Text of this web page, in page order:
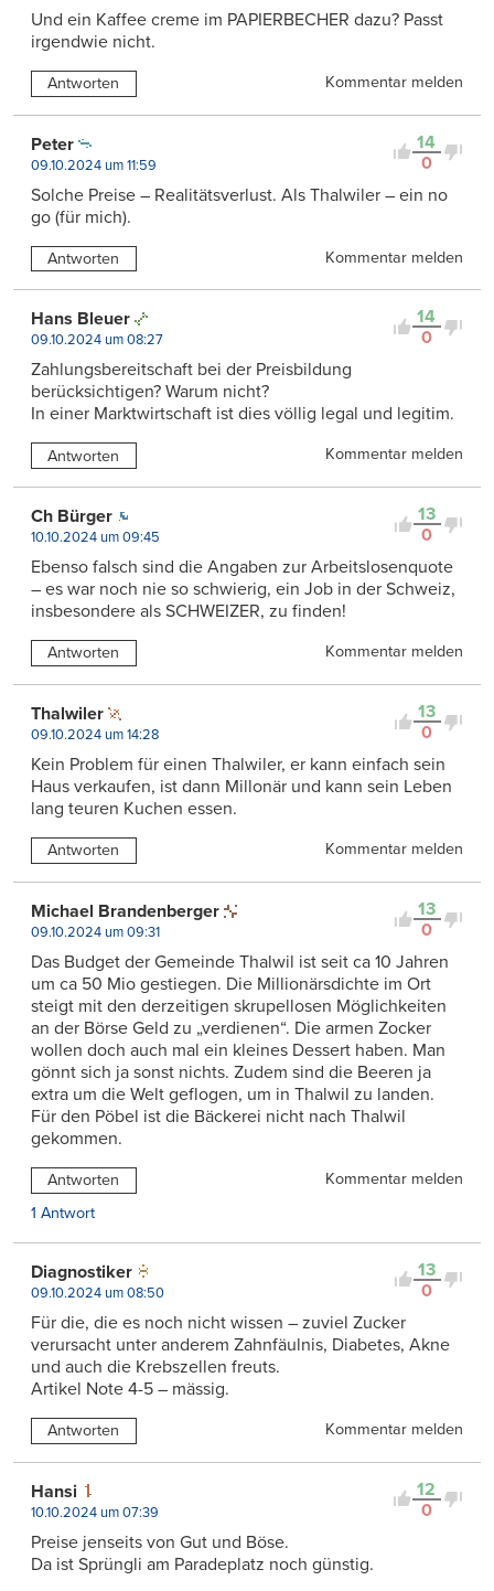
Und ein Kaffee creme im PAPIERBECHER dazu? Passt
irgendwie nicht.
Antworten Kommentar melden
14
0
Peter
09.10.2024 um 11:59
Solche Preise – Realitätsverlust. Als Thalwiler – ein no
go (für mich).
Antworten Kommentar melden
14
0
Hans Bleuer
09.10.2024 um 08:27
Zahlungsbereitschaft bei der Preisbildung
berücksichtigen? Warum nicht?
In einer Marktwirtschaft ist dies völlig legal und legitim.
Antworten Kommentar melden
13
0
Ch Bürger
10.10.2024 um 09:45
Ebenso falsch sind die Angaben zur Arbeitslosenquote
– es war noch nie so schwierig, ein Job in der Schweiz,
insbesondere als SCHWEIZER, zu finden!
Antworten Kommentar melden
13
0
Thalwiler
09.10.2024 um 14:28
Kein Problem für einen Thalwiler, er kann einfach sein
Haus verkaufen, ist dann Millonär und kann sein Leben
lang teuren Kuchen essen.
Antworten Kommentar melden
13
0
Michael Brandenberger
09.10.2024 um 09:31
Das Budget der Gemeinde Thalwil ist seit ca 10 Jahren
um ca 50 Mio gestiegen. Die Millionärsdichte im Ort
steigt mit den derzeitigen skrupellosen Möglichkeiten
an der Börse Geld zu „verdienen“. Die armen Zocker
wollen doch auch mal ein kleines Dessert haben. Man
gönnt sich ja sonst nichts. Zudem sind die Beeren ja
extra um die Welt geflogen, um in Thalwil zu landen.
Für den Pöbel ist die Bäckerei nicht nach Thalwil
gekommen.
Antworten
Kommentar melden
1 Antwort
13
0
Diagnostiker
09.10.2024 um 08:50
Für die, die es noch nicht wissen – zuviel Zucker
verursacht unter anderem Zahnfäulnis, Diabetes, Akne
und auch die Krebszellen freuts.
Artikel Note 4-5 – mässig.
Antworten Kommentar melden
12
0
Hansi
10.10.2024 um 07:39
Preise jenseits von Gut und Böse.
Da ist Sprüngli am Paradeplatz noch günstig.